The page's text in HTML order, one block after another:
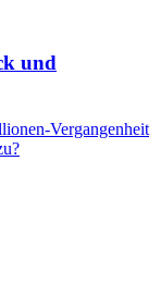
und
Vergangenheit